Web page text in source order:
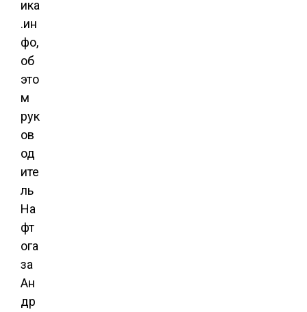
ика
.ин
фо,
об
это
м
рук
ов
од
ите
ль
На
фт
ога
за
Ан
др